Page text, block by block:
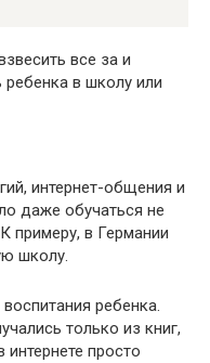
все за и
ребенка в школу или
интернет-общения и
даже обучаться не
примеру, в Германии
школу.
ребенка.
только из книг,
просто